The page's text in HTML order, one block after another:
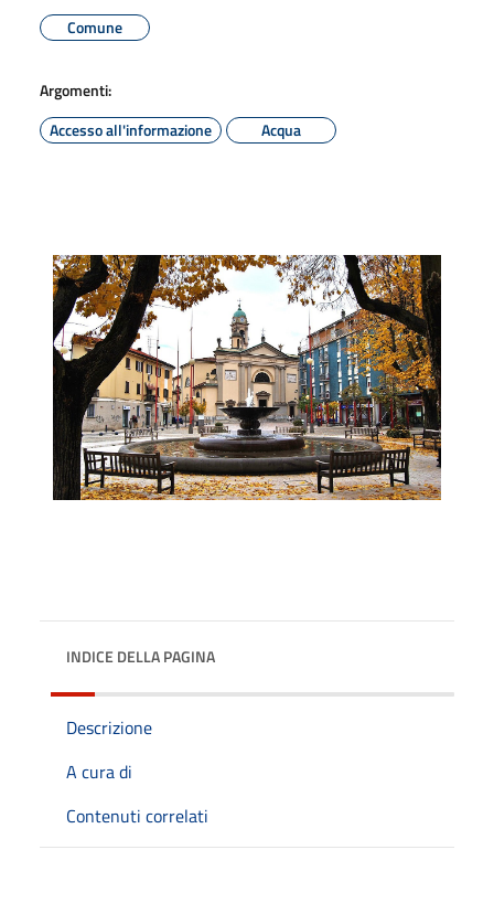
Comune
Argomenti:
Accesso all'informazione
Acqua
INDICE DELLA PAGINA
Descrizione
A cura di
Contenuti correlati